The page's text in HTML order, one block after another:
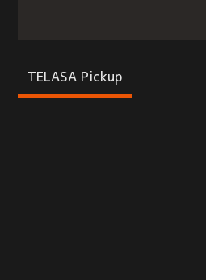
TELASA Pickup